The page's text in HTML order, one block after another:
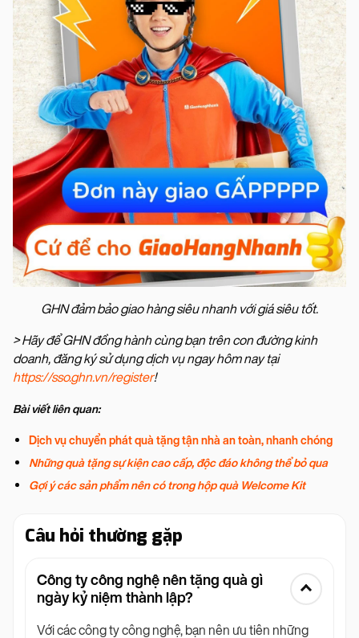
GHN đảm bảo giao hàng siêu nhanh với giá siêu tốt.
> Hãy để GHN đồng hành cùng bạn trên con đường kinh
doanh, đăng ký sử dụng dịch vụ ngay hôm nay tại
https://sso.ghn.vn/register!
Bài viết liên quan:
Dịch vụ chuyển phát quà tặng tận nhà an toàn, nhanh chóng
Những quà tặng sự kiện cao cấp, độc đáo không thể bỏ qua
Gợi ý các sản phẩm nên có trong hộp quà Welcome Kit
Câu hỏi thường gặp
Công ty công nghệ nên tặng quà gì
ngày kỷ niệm thành lập?
Với các công ty công nghệ, bạn nên ưu tiên những